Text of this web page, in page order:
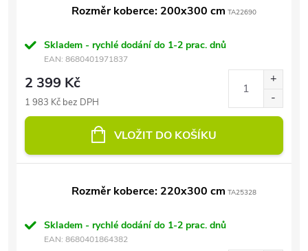
Rozměr koberce: 200x300 cm TA22690
Skladem - rychlé dodání do 1-2 prac. dnů
EAN: 8680401971837
2 399 Kč
1 983 Kč bez DPH
VLOŽIT DO KOŠÍKU
Rozměr koberce: 220x300 cm TA25328
Skladem - rychlé dodání do 1-2 prac. dnů
EAN: 8680401864382